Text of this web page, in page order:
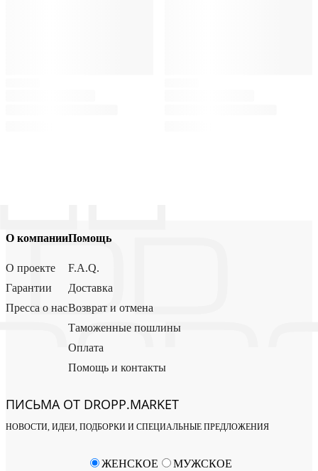
О компании
О проекте
Гарантии
Пресса о нас
Помощь
F.A.Q.
Доставка
Возврат и отмена
Таможенные пошлины
Оплата
Помощь и контакты
ПИСЬМА ОТ DROPP.MARKET
НОВОСТИ, ИДЕИ, ПОДБОРКИ И СПЕЦИАЛЬНЫЕ ПРЕДЛОЖЕНИЯ
ЖЕНСКОЕ МУЖСКОЕ